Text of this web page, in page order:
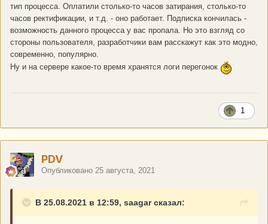
тип процесса. Оплатили столько-то часов затирания, столько-то
часов ректификации, и т.д. - оно работает. Подписка кончилась -
возможность данного процесса у вас пропала. Но это взгляд со
стороны пользователя, разработчики вам расскажут как это модно,
современно, популярно.
Ну и на сервере какое-то время хранятся логи перегонок
1
PDV
Опубликовано 25 августа, 2021
В 25.08.2021 в 12:59, saagar сказал: